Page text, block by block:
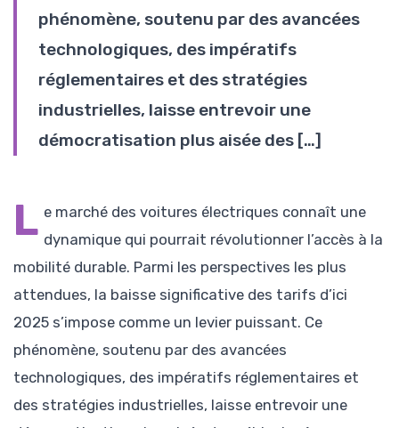
phénomène, soutenu par des avancées
technologiques, des impératifs
réglementaires et des stratégies
industrielles, laisse entrevoir une
démocratisation plus aisée des […]
L e marché des voitures électriques connaît une
dynamique qui pourrait révolutionner l’accès à la
mobilité durable. Parmi les perspectives les plus
attendues, la baisse significative des tarifs d’ici
2025 s’impose comme un levier puissant. Ce
phénomène, soutenu par des avancées
technologiques, des impératifs réglementaires et
des stratégies industrielles, laisse entrevoir une